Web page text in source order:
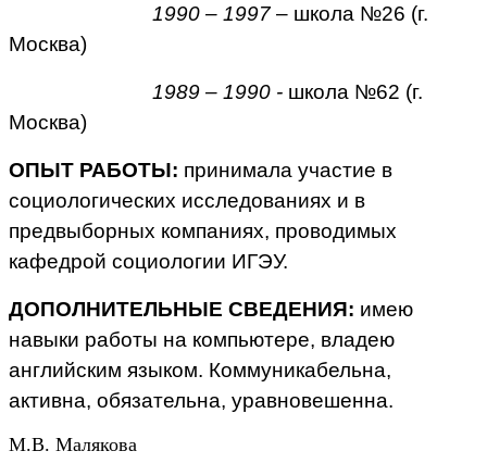
1990 – 1997 – школа №26 (г.
Москва)
1989 – 1990 - школа №62 (г.
Москва)
ОПЫТ РАБОТЫ: принимала участие в
социологических исследованиях и в
предвыборных компаниях, проводимых
кафедрой социологии ИГЭУ.
ДОПОЛНИТЕЛЬНЫЕ СВЕДЕНИЯ: имею
навыки работы на компьютере, владею
английским языком. Коммуникабельна,
активна, обязательна, уравновешенна.
М.В. Малякова